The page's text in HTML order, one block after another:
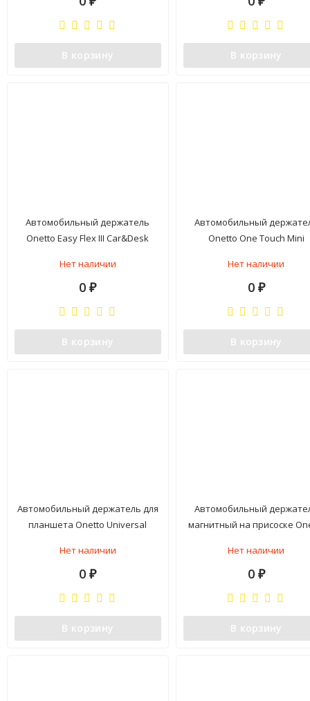
В корзину В корзину
Автомобильный держатель
Onetto Easy Flex III Car&Desk
Нет наличии
0₽
В корзину
Автомобильный
Onetto One Touch Mini
Нет наличии
0 ₽
В корзину
Автомобильный держатель для
планшета Onetto Universal
Нет наличии
0₽
В корзину
Автомобильный
магнитный на присоске
Mount
Нет наличии
0 ₽
В корзину